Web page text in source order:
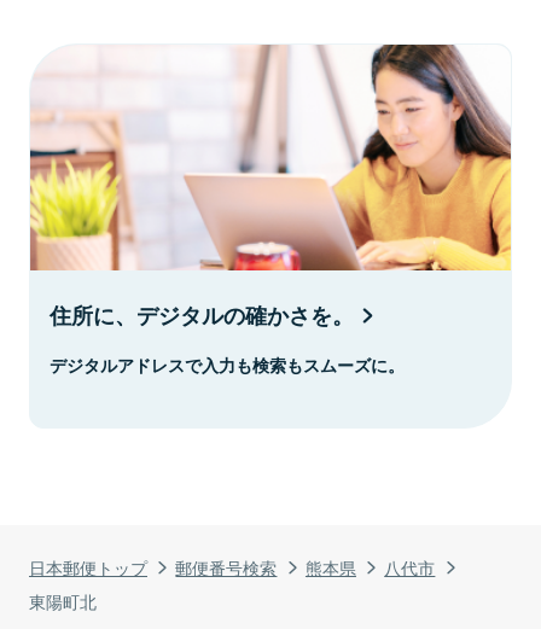
日本郵便トップ 郵便番号検索 熊本県
八代市
東陽町北
住所に、デジタルの確かさを。
デジタルアドレスで入力も検索もスムーズに。